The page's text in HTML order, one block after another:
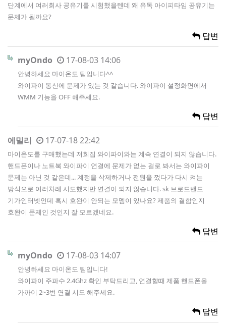
단계에서 여러회사 공유기를 시험했을텐데 왜 유독 아이피타임 공유기는
문제가 될까요?
답변
myOndo 17-08-03 14:06
안녕하세요 마이온도 팀입니다^^
와이파이 통신에 문제가 있는 것 같습니다. 와이파이 설정화면에서
WMM 기능을 OFF 해주세요.
답변
에밀리 17-07-18 22:42
마이온도를 구매했는데 저희집 와이파이와는 계속 연결이 되지 않습니다.
핸드폰이나 노트북 와이파이 연결에 문제가 없는 걸로 봐서는 와이파이
문제는 아닌 것 같은데... 계정을 삭제하거나 전원을 껐다가 다시 켜는
방식으로 여러차례 시도했지만 연결이 되지 않습니다. sk 브로드밴드
기가인터넷인데 혹시 호완이 안되는 모뎀이 있나요? 제품의 결함인지
호완이 문제인 것인지 잘 모르겠네요.
답변
myOndo 17-08-03 14:07
안녕하세요 마이온도 팀입니다!
와이파이 주파수 2.4Ghz 확인 부탁드리고, 연결할때 제품 핸드폰을
가까이 2~3번 연결 시도 해주세요.
답변